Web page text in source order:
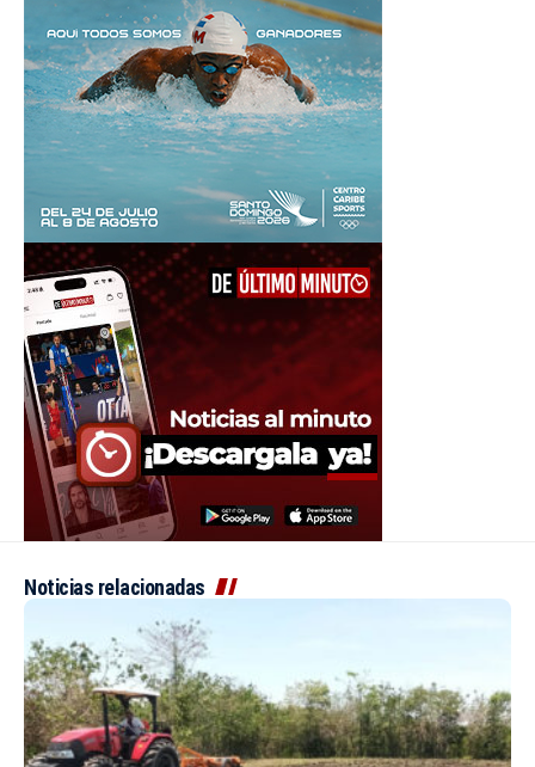
Noticias relacionadas